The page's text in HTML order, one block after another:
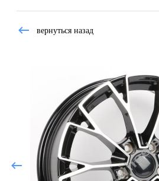
вернуться назад